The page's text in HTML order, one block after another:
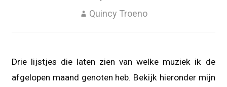
Quincy Troeno
Drie lijstjes die laten zien van welke muziek ik de
afgelopen maand genoten heb. Bekijk hieronder mijn